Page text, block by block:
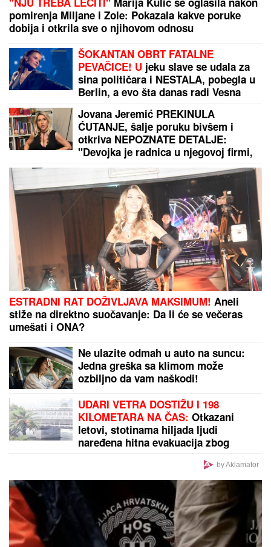
SNAŽANZEMLjOTRES U HRVATSKOJ: "Tutnja kao
da je kamion, čula sam i razbijanje čaša..."
KLADIONIČARSKI KOKTEL:Tiket sastavljen od
različitih sportova
Manastir za parove koji žele potomstvo: Monahinje
ne mogu da nabroje sva čuda, spasile i američkog
ambasadora
PREPORUKA ZA VAS